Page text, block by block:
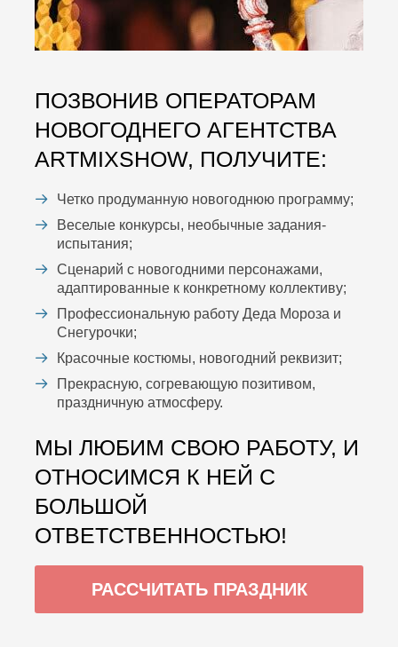
ПОЗВОНИВ ОПЕРАТОРАМ
НОВОГОДНЕГО АГЕНТСТВА
ARTMIXSHOW, ПОЛУЧИТЕ:
Четко продуманную новогоднюю программу;
Веселые конкурсы, необычные задания-
испытания;
Сценарий с новогодними персонажами,
адаптированные к конкретному коллективу;
Профессиональную работу Деда Мороза и
Снегурочки;
Красочные костюмы, новогодний реквизит;
Прекрасную, согревающую позитивом,
праздничную атмосферу.
МЫ ЛЮБИМ СВОЮ РАБОТУ, И
ОТНОСИМСЯ К НЕЙ С
БОЛЬШОЙ
ОТВЕТСТВЕННОСТЬЮ!
РАССЧИТАТЬ ПРАЗДНИК